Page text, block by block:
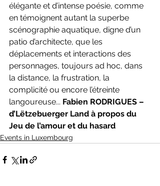
élégante et d’intense poésie, comme
en témoignent autant la superbe
scénographie aquatique, digne d’un
patio d’architecte, que les
déplacements et interactions des
personnages, toujours ad hoc, dans
la distance, la frustration, la
complicité ou encore l’étreinte
langoureuse... Fabien RODRIGUES –
d’Lëtzebuerger Land à propos du
Jeu de l’amour et du hasard
Events in Luxembourg